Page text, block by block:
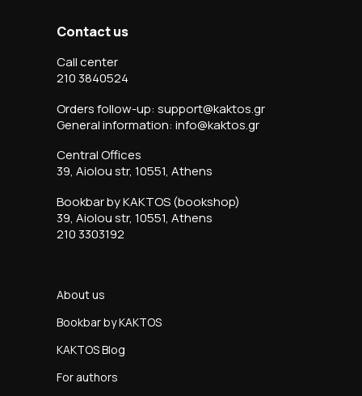
Contact us
Call center
210 3840524
Orders follow-up: support@kaktos.gr
General information: info@kaktos.gr
Central Offices
39, Aiolou str, 10551, Athens
Bookbar by KAKTOS (bookshop)
39, Aiolou str, 10551, Athens
210 3303192
About us
Bookbar by KAKTOS
KAKTOS Blog
For authors